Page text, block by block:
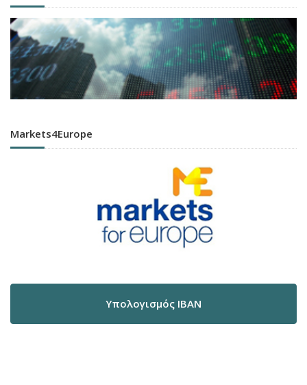
Markets4Europe
Υπολογισμός IBAN